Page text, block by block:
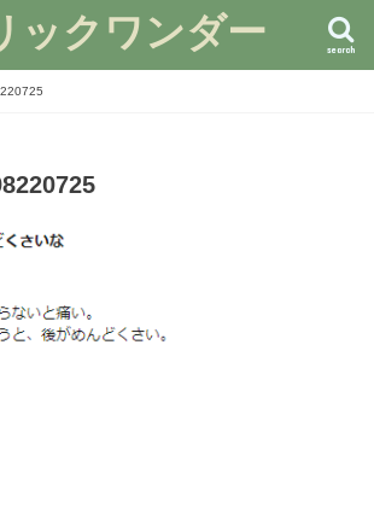
ックワンダー search